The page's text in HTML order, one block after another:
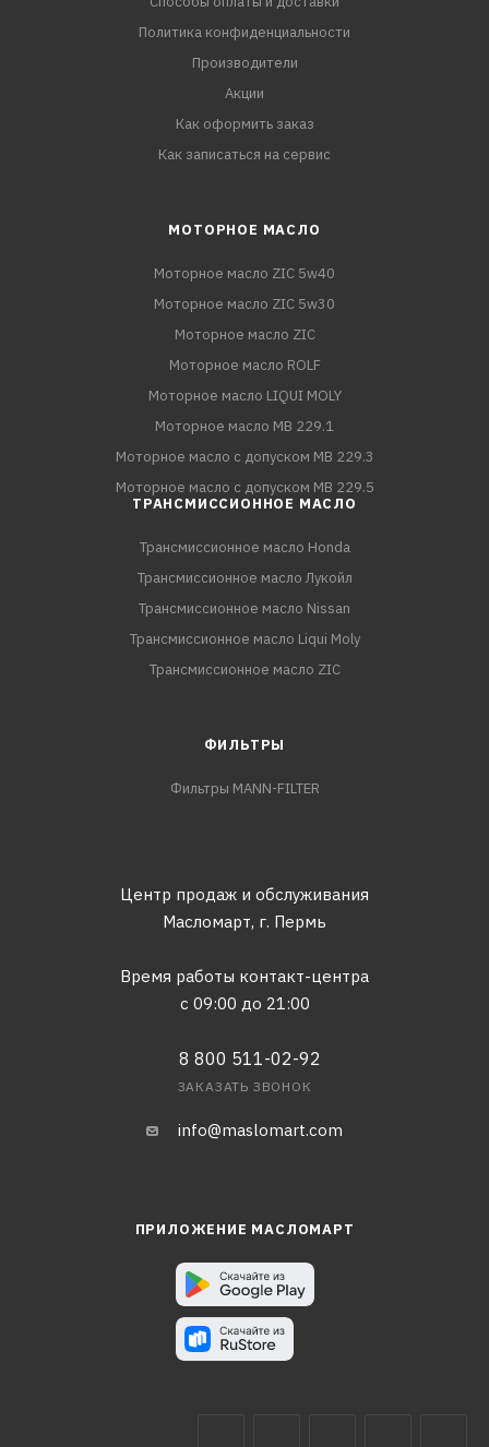
Политика конфиденциальности
Производители
Акции
Как оформить заказ
Как записаться на сервис
МОТОРНОЕ МАСЛО
Моторное масло ZIC 5w40
Моторное масло ZIC 5w30
Моторное масло ZIC
Моторное масло ROLF
Моторное масло LIQUI MOLY
Моторное масло MB 229.1
Моторное масло с допуском MB 229.3
Моторное масло с допуском MB 229.5
ТРАНСМИССИОННОЕ МАСЛО
Трансмиссионное масло Honda
Трансмиссионное масло Лукойл
Трансмиссионное масло Nissan
Трансмиссионное масло Liqui Moly
Трансмиссионное масло ZIC
ФИЛЬТРЫ
Фильтры MANN-FILTER
Центр продаж и обслуживания
Масломарт, г. Пермь
Время работы контакт-центра
с 09:00 до 21:00
8 800 511-02-92
ЗАКАЗАТЬ ЗВОНОК
info@maslomart.com
ПРИЛОЖЕНИЕ МАСЛОМАРТ